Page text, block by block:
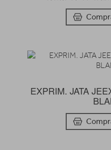
EXPRIM. JATA